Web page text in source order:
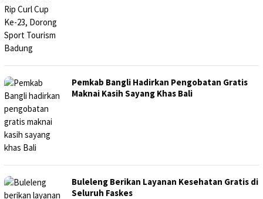
Pemkab Bangli Hadirkan Pengobatan Gratis
Maknai Kasih Sayang Khas Bali
Buleleng Berikan Layanan Kesehatan Gratis di
Seluruh Faskes